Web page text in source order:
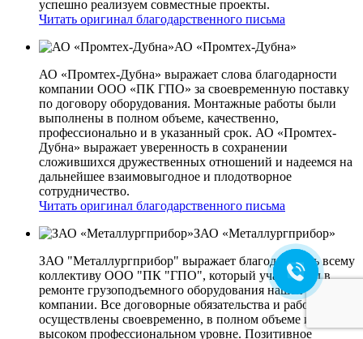
успешно реализуем совместные проекты.
Читать оригинал благодарственного письма
АО «Промтех-Дубна»
АО «Промтех-Дубна» выражает слова благодарности
компании ООО «ПК ГПО» за своевременную поставку
по договору оборудования. Монтажные работы были
выполнены в полном объеме, качественно,
профессионально и в указанный срок. АО «Промтех-
Дубна» выражает уверенность в сохранении
сложившихся дружественных отношений и надеемся на
дальнейшее взаимовыгодное и плодотворное
сотрудничество.
Читать оригинал благодарственного письма
ЗАО «Металлургприбор»
ЗАО "Металлургприбор" выражает благодарность всему
коллективу ООО "ПК "ГПО", который участвовал в
ремонте грузоподъемного оборудования нашей
компании. Все договорные обязательства и работы
осуществлены своевременно, в полном объеме и на
высоком профессиональном уровне. Позитивное